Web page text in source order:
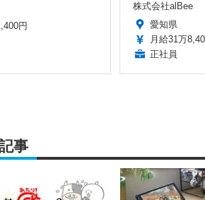
円
株式会社alBee
愛知県
月給31万
正社員
事